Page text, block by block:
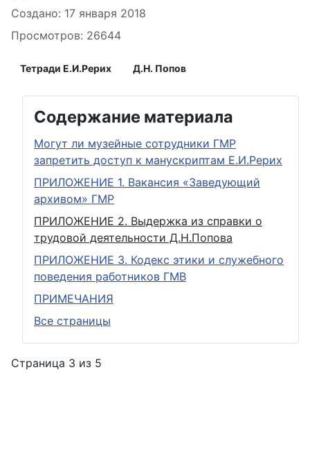
Информация о материале
Создано: 17 января 2018
Просмотров: 26644
Тетради Е.И.Рерих Д.Н. Попов
Содержание материала
Могут ли музейные сотрудники ГМР
запретить доступ к манускриптам Е.И.Рерих
ПРИЛОЖЕНИЕ 1. Вакансия «Заведующий
архивом» ГМР
ПРИЛОЖЕНИЕ 2. Выдержка из справки о
трудовой деятельности Д.Н.Попова
ПРИЛОЖЕНИЕ 3. Кодекс этики и служебного
поведения работников ГМВ
ПРИМЕЧАНИЯ
Все страницы
Страница 3 из 5